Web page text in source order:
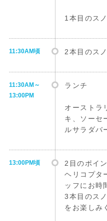
1本目のス
11:30AM頃 2本目のス
11:30AM～
13:00PM
ランチ
オーストラ
キ、ソーセ
ルサラダバ
13:00PM頃
2目のポイ
ヘリコプタ
ッフにお時
3本目のス
をお楽しみ